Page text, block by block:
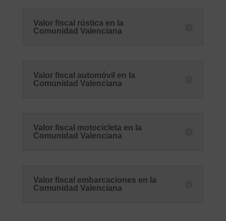
Valor fiscal rústica en la
Comunidad Valenciana
Valor fiscal automóvil en la
Comunidad Valenciana
Valor fiscal motocicleta en la
Comunidad Valenciana
Valor fiscal embarcaciones en la
Comunidad Valenciana